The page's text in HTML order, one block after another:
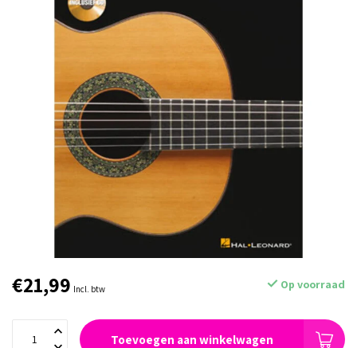
€21,99 Incl. btw Op voorraad
Toevoegen aan winkelwagen